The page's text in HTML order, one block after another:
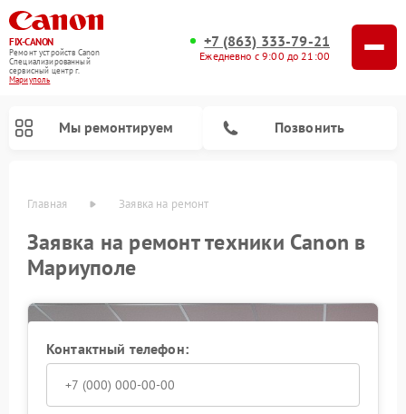
FIX-CANON
Ремонт устройств Canon
Специализированный
cервисный центр г.
Мариуполь
+7 (863) 333-79-21
Ежедневно с 9:00 до 21:00
Мы ремонтируем Позвонить
Главная Заявка на ремонт
Заявка на ремонт техники Canon в
Мариуполе
Контактный телефон: